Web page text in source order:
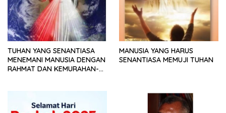
TUHAN YANG SENANTIASA
MENEMANI MANUSIA DENGAN
RAHMAT DAN KEMURAHAN-
MANUSIA YANG HARUS
SENANTIASA MEMUJI TUHAN